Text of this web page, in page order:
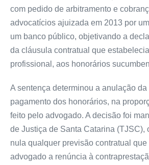
com pedido de arbitramento e
advocatícios ajuizada em 2013 por
um banco público, objetivando a
da cláusula contratual que
profissional, aos honorários
A sentença determinou a anulação
pagamento dos honorários, na
feito pelo advogado. A decisão foi
de Justiça de Santa Catarina (TJSC),
nula qualquer previsão contratual
advogado a renúncia à